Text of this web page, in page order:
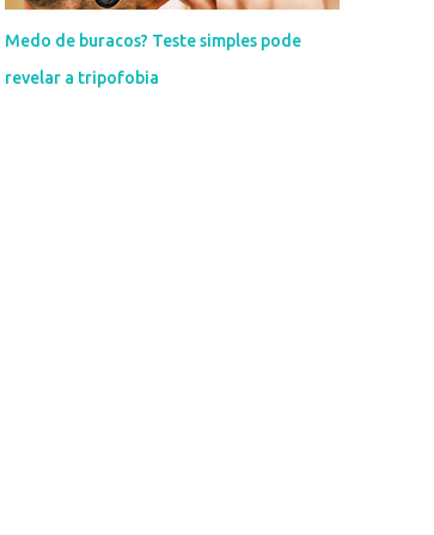
Medo de buracos? Teste simples pode
revelar a tripofobia